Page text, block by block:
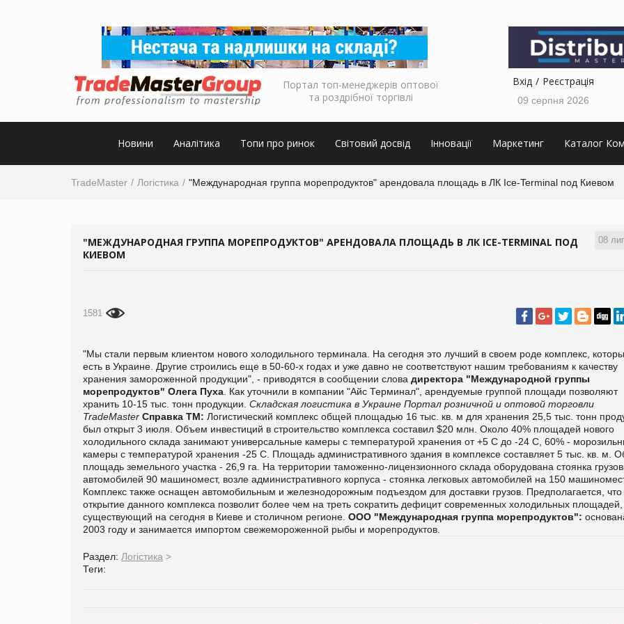
Портал топ-менеджерів оптової
та роздрібної торгівлі
Вхід Реєстрація
09 серпня 2026
Новини Аналітика Топи про ринок Світовий досвід Інновації Маркетинг Каталог
TradeMaster Логістика "Международная группа морепродуктов" арендовала площадь в ЛК Ice-Terminal под Киевом
08
"МЕЖДУНАРОДНАЯ ГРУППА МОРЕПРОДУКТОВ" АРЕНДОВАЛА ПЛОЩАДЬ В ЛК ICE-TERMINAL ПОД
КИЕВОМ
1581
"Мы стали первым клиентом нового холодильного терминала. На сегодня это лучший в своем роде комплекс,
есть в Украине. Другие строились еще в 50-60-х годах и уже давно не соответствуют нашим требованиям к качеству
хранения замороженной продукции", - приводятся в сообщении слова директора "Международной группы
морепродуктов" Олега Пуха . Как уточнили в компании "Айс Терминал", арендуемые группой площади позволяют
хранить 10-15 тыс. тонн продукции. Складская логистика в Украине Портал розничной и оптовой торговли
TradeMaster Справка ТМ: Логистический комплекс общей площадью 16 тыс. кв. м для хранения 25,5 тыс. тонн
был открыт 3 июля. Объем инвестиций в строительство комплекса составил $20 млн. Около 40% площадей нового
холодильного склада занимают универсальные камеры с температурой хранения от +5 С до -24 С, 60% -
камеры с температурой хранения -25 С. Площадь административного здания в комплексе составляет 5 тыс. кв. м.
площадь земельного участка - 26,9 га. На территории таможенно-лицензионного склада оборудована стоянка
автомобилей 90 машиномест, возле административного корпуса - стоянка легковых автомобилей на 150
Комплекс также оснащен автомобильным и железнодорожным подъездом для доставки грузов. Предполагается, что
открытие данного комплекса позволит более чем на треть сократить дефицит современных холодильных площадей,
существующий на сегодня в Киеве и столичном регионе. ООО "Международная группа морепродуктов":
2003 году и занимается импортом свежемороженной рыбы и морепродуктов.
Раздел: Логістика >
Теги: